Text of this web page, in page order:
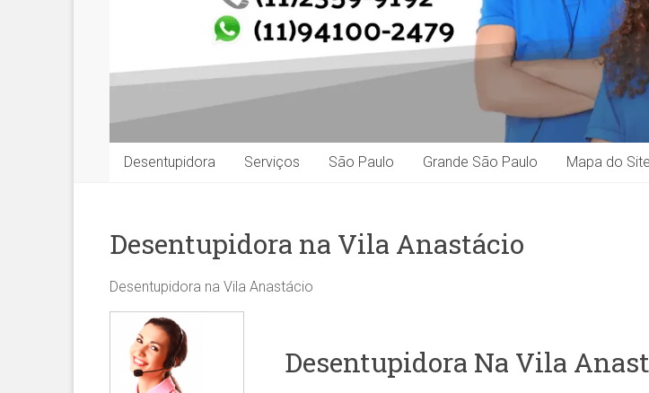
Desentupidora Serviços São Paulo Grande São Paulo Mapa do Site
Desentupidora na Vila Anastácio
Desentupidora na Vila Anastácio
Desentupidora Na Vila